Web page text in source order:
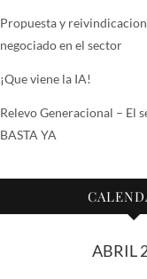
Propuesta y
negociado en el sector
¡Que viene la IA!
Relevo Generacional – El
BASTA YA
ABRIL